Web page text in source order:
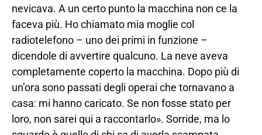
nevicava. A un certo punto la macchina non ce la
faceva più. Ho chiamato mia moglie col
radiotelefono – uno dei primi in funzione –
dicendole di avvertire qualcuno. La neve aveva
completamente coperto la macchina. Dopo più di
un’ora sono passati degli operai che tornavano a
casa: mi hanno caricato. Se non fosse stato per
loro, non sarei qui a raccontarlo». Sorride, ma lo